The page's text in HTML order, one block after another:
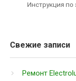
Инструкция по
Свежие записи
Ремонт